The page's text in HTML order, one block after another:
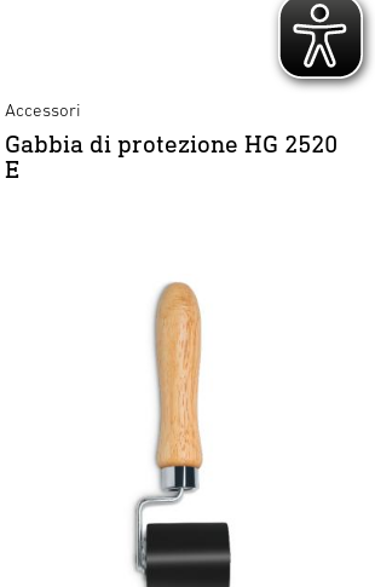
Accessori
Gabbia di protezione HG 2520
E